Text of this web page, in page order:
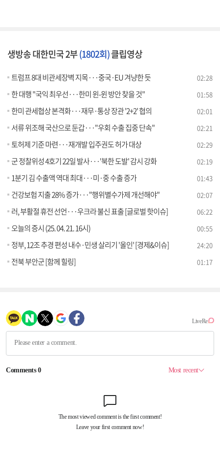
생방송 대한민국 2부(1802회)클립영상
트럼프 8대 비관세장벽 지목···중국·EU 겨냥한 듯 02:28
한 대행 "국익 최우선···한미 윈-윈 방안 찾을 것" 01:58
한미 관세협상 본격화···재무·통상 장관 '2+2' 협의 02:01
서류 위조해 국산으로 둔갑···"우회 수출 집중 단속" 02:21
토허제 기준 마련···재개발 입주권도 허가 대상 02:29
군 정찰위성 4호기 22일 발사···'북한 도발' 감시 강화 02:19
1분기 김 수출액 역대 최대···미·중 수출 증가 01:43
건강보험 지출 28% 증가···"행위별수가제 개선해야" 02:07
러, 부활절 휴전 선언···우크라 불신 표출 [글로벌 핫이슈] 06:22
오늘의 증시 (25. 04. 21. 16시) 00:55
정부, 12조 추경 편성 내수·민생 살리기 '올인' [경제&이슈] 24:20
전북 부안군 [함께 힐링] 01:17